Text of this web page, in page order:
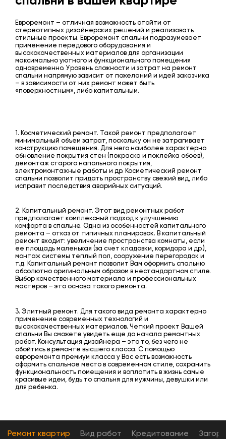
Евроремонт – отличная возможность отойти от
стереотипных дизайнерских решений и реализовать
стильные проекты. Евроремонт спальни подразумевает
применение передового оборудования и
высококачественных материалов для организации
максимально уютного и функционального помещения
одновременно. Уровень сложности и затрат на ремонт
спальни напрямую зависит от пожеланий и идей заказчика
– в зависимости от них ремонт может быть
«поверхностным», либо капитальным.
1. Косметический ремонт. Такой ремонт предполагает
минимальный объем затрат, поскольку он не затрагивает
конструкцию помещения. Для него наиболее характерно
обновление покрытия стен (покраска и поклейка обоев),
демонтаж старого напольного покрытия,
электромонтажные работы и др. Косметический ремонт
спальни позволит придать пространству свежий вид, либо
исправит последствия аварийных ситуаций.
2. Капитальный ремонт. Этот вид ремонтных работ
предполагает комплексный подход к улучшению
комфорта в спальне. Одна из особенностей капитального
ремонта – отказ от типичных планировок. В капитальный
ремонт входит: увеличение пространства комнаты, если
ее площадь маленькая (за счет кладовки, коридора и др.),
монтаж системы теплый пол, сооружение перегородок и
т.д. Капитальный ремонт позволит Вам оформить спальню
абсолютно оригинальным образом в нестандартном стиле.
Выбор качественного материала и профессиональных
мастеров – это основа такого ремонта.
3. Элитный ремонт. Для такого вида ремонта характерно
применение современных технологий и
высококачественных материалов. Четкий проект Вашей
спальни Вы сможете увидеть еще до начала ремонтных
работ. Консультация дизайнера – это то, без чего не
обойтись в ремонте высшего класса. С помощью
евроремонта премиум класса у Вас есть возможность
оформить спальное место в современном стиле, сохранить
функциональность помещения и воплотить в жизнь самые
красивые идеи, будь то спальня для мужчины, девушки или
для ребенка.
Ремонт квартир Вид работ Кредитование